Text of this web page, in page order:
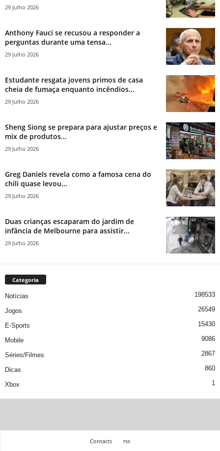
29 Julho 2026
Anthony Fauci se recusou a responder a
perguntas durante uma tensa...
29 Julho 2026
Estudante resgata jovens primos de casa
cheia de fumaça enquanto incêndios...
29 Julho 2026
Sheng Siong se prepara para ajustar preços e
mix de produtos...
29 Julho 2026
Greg Daniels revela como a famosa cena do
chili quase levou...
29 Julho 2026
Duas crianças escaparam do jardim de
infância de Melbourne para assistir...
29 Julho 2026
Categoria
Notícias 198533
Jogos 26549
E-Sports 15430
Mobile 9086
Séries/Filmes 2867
Dicas 860
Xbox 1
Contacts rss